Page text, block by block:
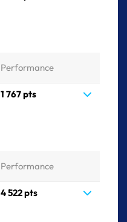
Performance
1 767 pts
Performance
4 522 pts